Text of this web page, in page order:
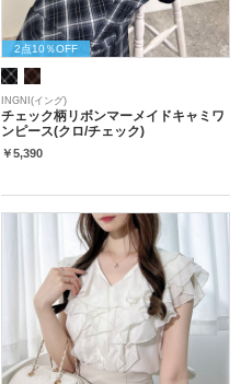
2点10％OFF
INGNI(イング)
チェック柄リボンマーメイドキャミワ
ンピース(クロ/チェック)
￥5,390